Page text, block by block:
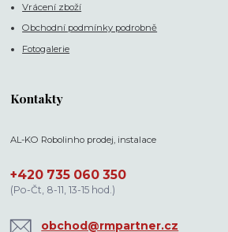
Vrácení zboží
Obchodní podmínky podrobně
Fotogalerie
Kontakty
AL-KO Robolinho prodej, instalace
+420 735 060 350
(Po-Čt, 8-11, 13-15 hod.)
obchod@rmpartner.cz